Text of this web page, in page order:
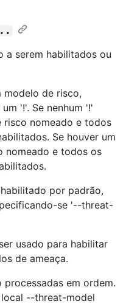
a serem habilitados ou
modelo de risco,
'!'. Se nenhum '!'
risco nomeado e todos
Se houver um
nomeado e todos os
por padrão,
se '--threat-
usado para habilitar
de ameaça.
em ordem.
--threat-model